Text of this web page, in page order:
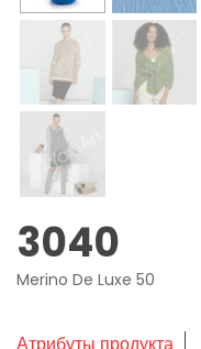
3040
Merino De Luxe 50
Атрибуты продукта